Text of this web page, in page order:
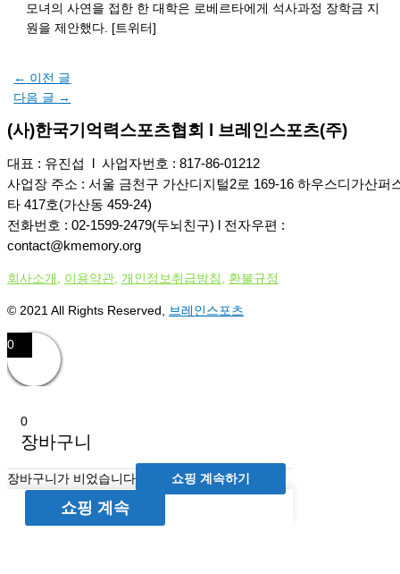
모녀의 사연을 접한 한 대학은 로베르타에게 석사과정 장학금 지
원을 제안했다. [트위터]
← 이전 글
다음 글 →
(사)한국기억력스포츠협회 l 브레인스포츠(주)
대표 : 유진섭 l 사업자번호 : 817-86-01212
사업장 주소 : 서울 금천구 가산디지털2로 169-16 하우스디가산퍼
타 417호(가산동 459-24)
전화번호 : 02-1599-2479(두뇌친구) l 전자우편 :
contact@kmemory.org
회사소개 이용약관 개인정보취급방침 환불규정
© 2021 All Rights Reserved, 브레인스포츠
0
0
장바구니
장바구니가 비었습니다 쇼핑 계속하기
쇼핑 계속